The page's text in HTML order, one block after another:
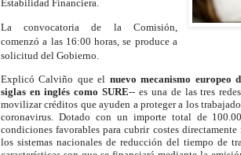
Estabilidad Financiera.
La convocatoria de la Comisión,
comenzó a las 16:00 horas, se produce a
solicitud del Gobierno.
Explicó Calviño que el nuevo mecanismo europeo
siglas en inglés como SURE-- es una de las tres
movilizar créditos que ayuden a proteger a los
coronavirus. Dotado con un importe total de
condiciones favorables para cubrir costes
los sistemas nacionales de reducción del tiempo de